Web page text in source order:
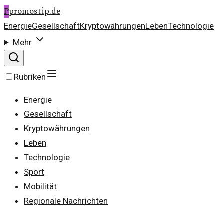
Ppromostip.de
EnergieGesellschaftKryptowährungenLebenTechnologie
Mehr
Rubriken
Energie
Gesellschaft
Kryptowährungen
Leben
Technologie
Sport
Mobilität
Regionale Nachrichten